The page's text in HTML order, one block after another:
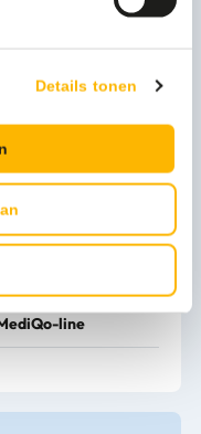
Details tonen
line